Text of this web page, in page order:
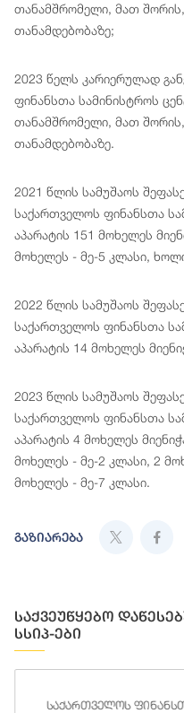
თანამშრომელი, მათ
თანამდებობაზე;
2023 წელს კარიერულად
ფინანსთა სამინისტროს
თანამშრომელი, მათ
თანამდებობაზე.
2021 წლის სამუშაოს
საქართველოს ფინანსთა
აპარატის 151 მოხელეს
მოხელეს - მე-5 კლასი,
2022 წლის სამუშაოს
საქართველოს ფინანსთა
აპარატის 14 მოხელეს
2023 წლის სამუშაოს
საქართველოს ფინანსთა
აპარატის 4 მოხელეს
მოხელეს - მე-2 კლასი, 2
მოხელეს - მე-7 კლასი.
გაზიარება
საქვეუწყებო
სსიპ-ები
საქართველოს